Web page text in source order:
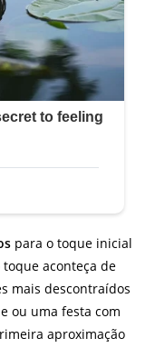
para o toque inicial
aconteça de
mais descontraídos
ou uma festa com
aproximação